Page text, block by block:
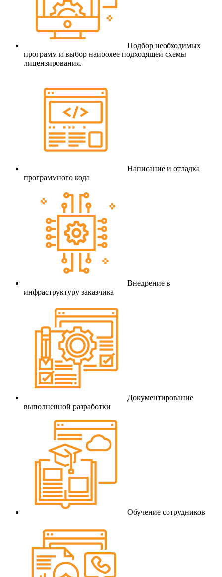
Подбор необходимых
программ и выбор наиболее подходящей схемы
лицензирования.
Написание и отладка
программного кода
Внедрение в
инфраструктуру заказчика
Документирование
выполненной разработки
Обучение сотрудников